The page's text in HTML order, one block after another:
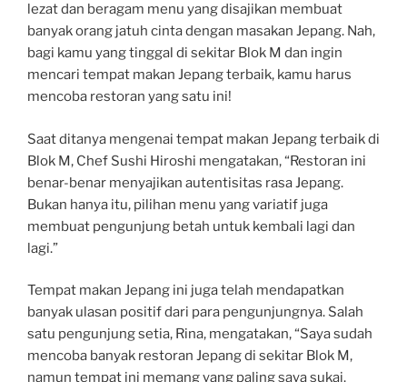
lezat dan beragam menu yang disajikan membuat
banyak orang jatuh cinta dengan masakan Jepang. Nah,
bagi kamu yang tinggal di sekitar Blok M dan ingin
mencari tempat makan Jepang terbaik, kamu harus
mencoba restoran yang satu ini!
Saat ditanya mengenai tempat makan Jepang terbaik di
Blok M, Chef Sushi Hiroshi mengatakan, “Restoran ini
benar-benar menyajikan autentisitas rasa Jepang.
Bukan hanya itu, pilihan menu yang variatif juga
membuat pengunjung betah untuk kembali lagi dan
lagi.”
Tempat makan Jepang ini juga telah mendapatkan
banyak ulasan positif dari para pengunjungnya. Salah
satu pengunjung setia, Rina, mengatakan, “Saya sudah
mencoba banyak restoran Jepang di sekitar Blok M,
namun tempat ini memang yang paling saya sukai.